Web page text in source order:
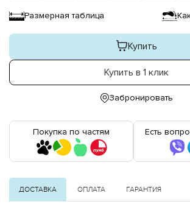
Размерная таблица
Купить
Купить в 1 клик
Забронировать
Покупка по частям Есть
ДОСТАВКА ОПЛАТА ГАРАНТИЯ